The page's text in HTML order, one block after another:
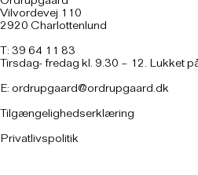
Vilvordevej 110
2920 Charlottenlund
T: 39 64 11 83
Tirsdag- fredag kl. 9.30 – 12. Lukket
E: ordrupgaard@ordrupgaard.dk
Tilgængelighedserklæring
Privatlivspolitik